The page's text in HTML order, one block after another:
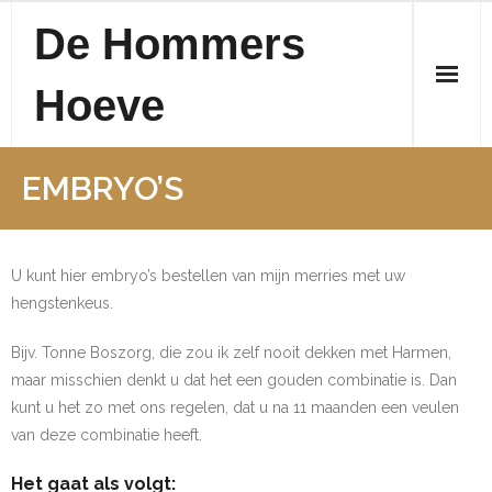
De Hommers
Hoeve
EMBRYO’S
U kunt hier embryo’s bestellen van mijn merries met uw
hengstenkeus.
Bijv. Tonne Boszorg, die zou ik zelf nooit dekken met Harmen,
maar misschien denkt u dat het een gouden combinatie is. Dan
kunt u het zo met ons regelen, dat u na 11 maanden een veulen
van deze combinatie heeft.
Het gaat als volgt: